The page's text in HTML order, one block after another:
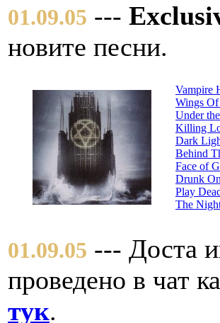
01.09.05 ---
новите песни.
Vampire
Wings
Under
Killing
Dark
Behind
Face of
Drunk
Play
The
01.09.05 --- Доста
проведено в чат
тук.